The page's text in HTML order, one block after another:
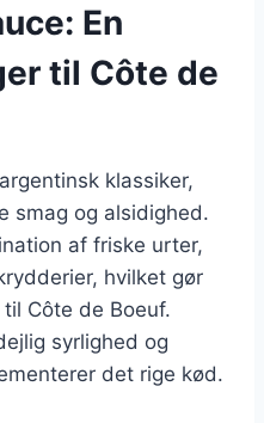
En
til Côte de
klassiker,
smag og alsidighed.
af friske urter,
hvilket gør
Côte de Boeuf.
syrlighed og
det rige kød.